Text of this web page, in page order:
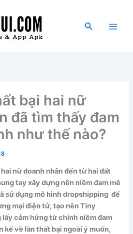
Tìm
bại hai nữ
đã tìm thấy đam
như thế nào?
nữ doanh nhân đến từ hai đất
tay xây dựng nên niềm đam mê
sử dụng mô hình dropshipping để
mại điện tử, tạo nên Tiny
cảm hứng từ chính niềm đam
kể về lần thất bại ngoài ý muốn,